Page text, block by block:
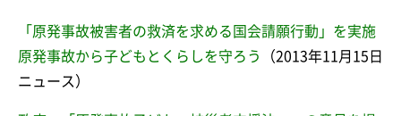
「原発事故被害者の救済を求める国会請願行動」を実施
原発事故から子どもとくらしを守ろう
（2013年11月15日
ニュース）